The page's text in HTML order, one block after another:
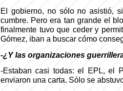
El gobierno, no sólo no asistió,
cumbre. Pero era tan grande el
finalmente tuvo que ceder y
Gómez, iban a buscar cómo
-¿Y las organizaciones
-Estaban casi todas: el EPL, el
enviaron una carta. Sólo se